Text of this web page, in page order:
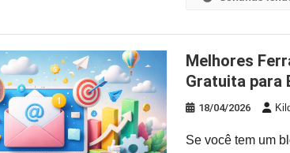
Melhores Ferramentas de Email Marketing
Gratuita para
18/04/2026
Se você tem um